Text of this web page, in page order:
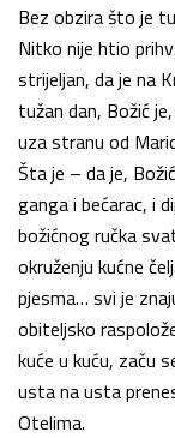
Bez obzira što je
Nitko nije htio
strijeljan, da je na
tužan dan, Božić
uza stranu od
Šta je – da je,
ganga i bećarac, i
božićnog ručka
okruženju kućne
pjesma… svi je
obiteljsko
kuće u kuću, začu
usta na usta
Otelima.